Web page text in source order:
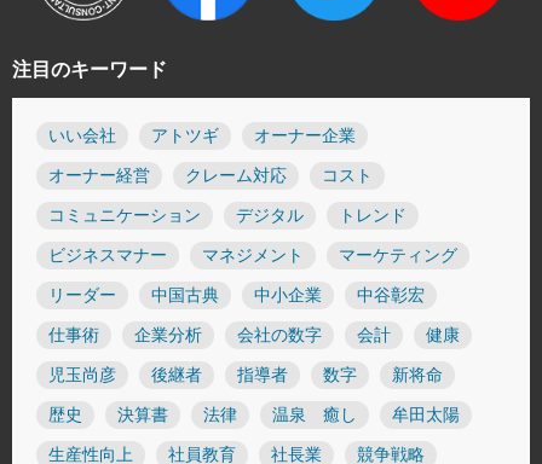
注目のキーワード
いい会社 アトツギ オーナー企業
オーナー経営 クレーム対応 コスト
コミュニケーション デジタル トレンド
ビジネスマナー マネジメント マーケティング
リーダー 中国古典 中小企業 中谷彰宏
仕事術 企業分析 会社の数字 会計 健康
児玉尚彦 後継者 指導者 数字 新将命
歴史 決算書 法律 温泉 癒し 牟田太陽
生産性向上 社員教育 社長業 競争戦略